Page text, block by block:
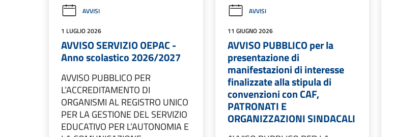
AVVISI
1 LUGLIO 2026
AVVISO SERVIZIO OEPAC -
Anno scolastico 2026/2027
AVVISO PUBBLICO PER
L’ACCREDITAMENTO DI
ORGANISMI AL REGISTRO UNICO
PER LA GESTIONE DEL SERVIZIO
EDUCATIVO PER L’AUTONOMIA E
AVVISI
11 GIUGNO 2026
AVVISO PUBBLICO per la
presentazione di
manifestazioni di interesse
finalizzate alla stipula di
convenzioni con CAF,
PATRONATI E
ORGANIZZAZIONI SINDACALI